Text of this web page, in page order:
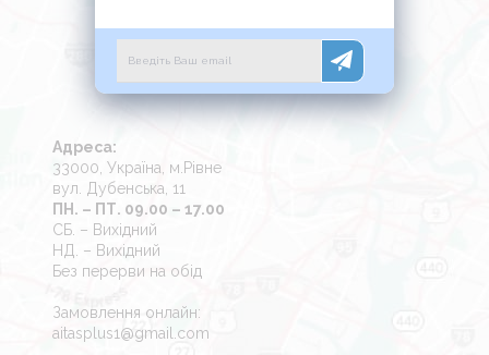
Адреса:
33000, Україна, м.Рівне
вул. Дубенська, 11
ПН. – ПТ. 09.00 – 17.00
СБ. – Вихідний
НД. – Вихідний
Без перерви на обід
Замовлення онлайн:
aitasplus1@gmail.com